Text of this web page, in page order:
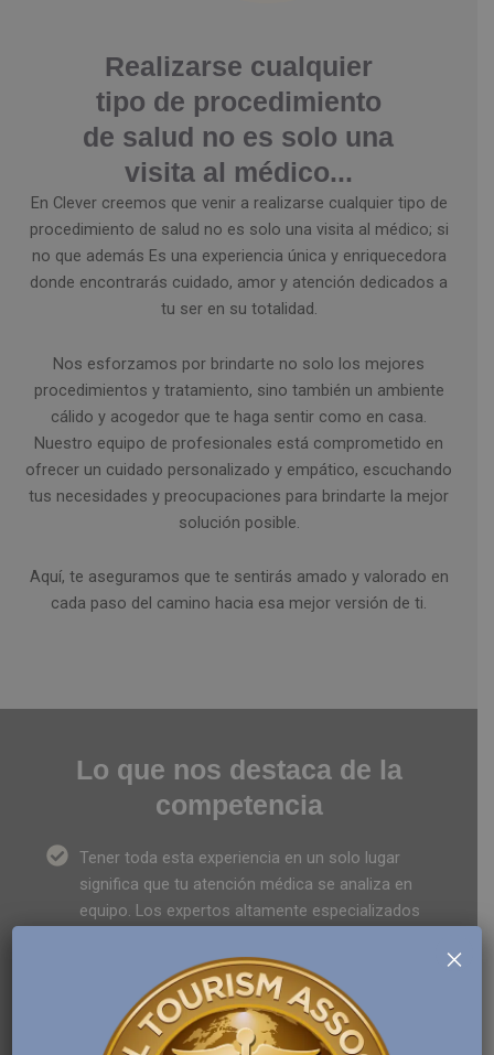
Realizarse cualquier
tipo de procedimiento
de salud no es solo una
visita al médico...
En Clever creemos que venir a realizarse cualquier tipo de
procedimiento de salud no es solo una visita al médico; si
no que además Es una experiencia única y enriquecedora
donde encontrarás cuidado, amor y atención dedicados a
tu ser en su totalidad.
Nos esforzamos por brindarte no solo los mejores
procedimientos y tratamiento, sino también un ambiente
cálido y acogedor que te haga sentir como en casa.
Nuestro equipo de profesionales está comprometido en
ofrecer un cuidado personalizado y empático, escuchando
tus necesidades y preocupaciones para brindarte la mejor
solución posible.
Aquí, te aseguramos que te sentirás amado y valorado en
cada paso del camino hacia esa mejor versión de ti.
Lo que nos destaca de la
competencia
Tener toda esta experiencia en un solo lugar
significa que tu atención médica se analiza en
equipo. Los expertos altamente especializados
Somos especialistas en salud, conocemos la
normatividad exigida por el ministerio de salud
×